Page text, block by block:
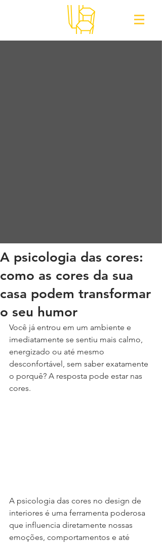
A psicologia das cores:
como as cores da sua
casa podem transformar
o seu humor
Você já entrou em um ambiente e
imediatamente se sentiu mais calmo,
energizado ou até mesmo
desconfortável, sem saber exatamente
o porquê? A resposta pode estar nas
cores.
A psicologia das cores no design de
interiores é uma ferramenta poderosa
que influencia diretamente nossas
emoções, comportamentos e até